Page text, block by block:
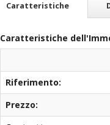
Caratteristiche
Caratteristiche
Riferimento:
Prezzo: